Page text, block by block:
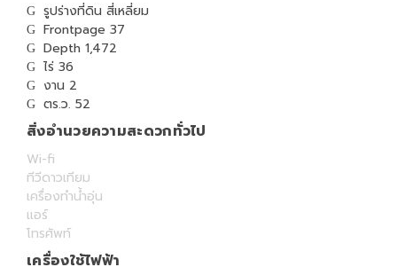
รูปร่างที่ดิน สี่เหลี่ยม
Frontpage 37
Depth 1,472
ไร่ 36
งาน 2
ตร.ว. 52
สิ่งอำนวยความสะดวกทั่วไป
Wi-fi
ทีวีดาวเทียม
เครื่องทำน้ำอุ่น
แอร์
โทรศัพท์
เครื่องใช้ไฟฟ้า